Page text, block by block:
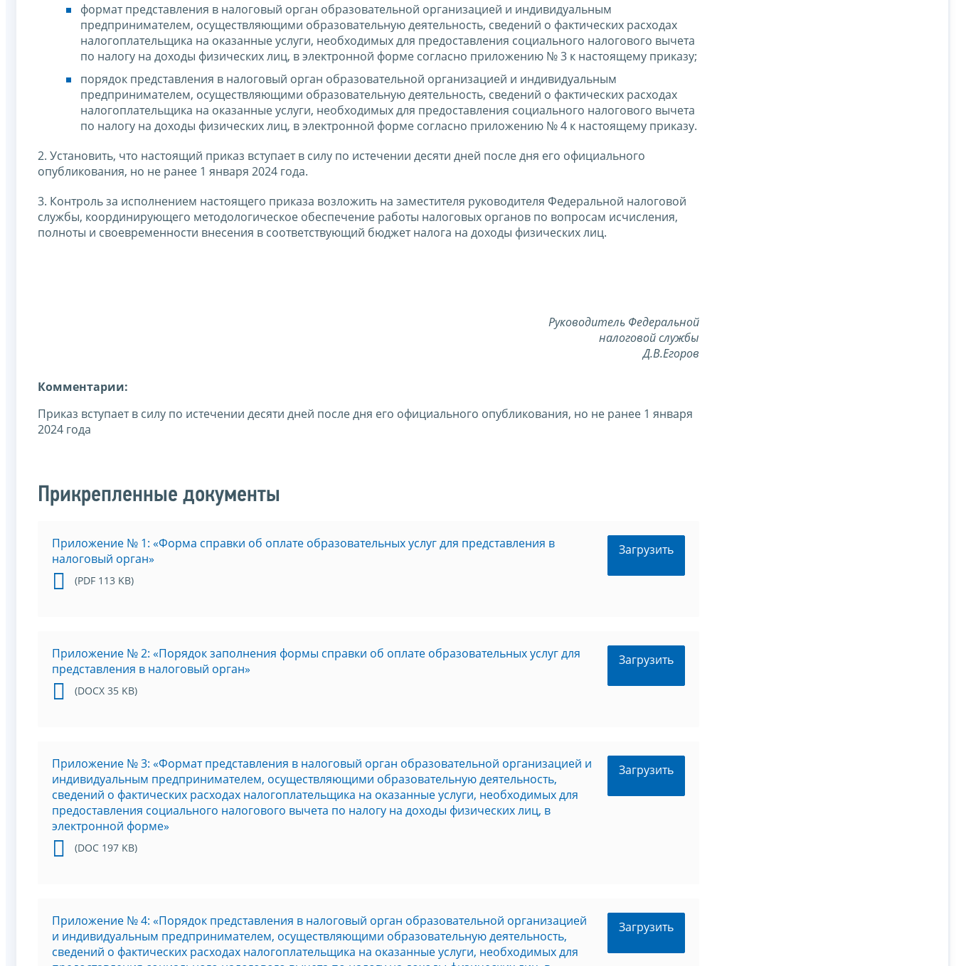
формат представления в налоговый орган образовательной организацией и индивидуальным
предпринимателем, осуществляющими образовательную деятельность, сведений о фактических расходах
налогоплательщика на оказанные услуги, необходимых для предоставления социального налогового вычета
по налогу на доходы физических лиц, в электронной форме согласно приложению № 3 к настоящему приказу;
порядок представления в налоговый орган образовательной организацией и индивидуальным
предпринимателем, осуществляющими образовательную деятельность, сведений о фактических расходах
налогоплательщика на оказанные услуги, необходимых для предоставления социального налогового вычета
по налогу на доходы физических лиц, в электронной форме согласно приложению № 4 к настоящему приказу.
2. Установить, что настоящий приказ вступает в силу по истечении десяти дней после дня его официального
опубликования, но не ранее 1 января 2024 года.
3. Контроль за исполнением настоящего приказа возложить на заместителя руководителя Федеральной налоговой
службы, координирующего методологическое обеспечение работы налоговых органов по вопросам исчисления,
полноты и своевременности внесения в соответствующий бюджет налога на доходы физических лиц.
Руководитель Федеральной
налоговой службы
Д.В.Егоров
Комментарии:
Приказ вступает в силу по истечении десяти дней после дня его официального опубликования, но не ранее 1 января
2024 года
Прикрепленные документы
Приложение № 1: «Форма справки об оплате образовательных услуг для представления в
налоговый орган»
(PDF 113 KB)
Загрузить
Приложение № 2: «Порядок заполнения формы справки об оплате образовательных услуг для
представления в налоговый орган»
(DOCX 35 KB)
Загрузить
Приложение № 3: «Формат представления в налоговый орган образовательной организацией и
индивидуальным предпринимателем, осуществляющими образовательную деятельность,
сведений о фактических расходах налогоплательщика на оказанные услуги, необходимых для
предоставления социального налогового вычета по налогу на доходы физических лиц, в
электронной форме»
(DOC 197 KB)
Загрузить
Приложение № 4: «Порядок представления в налоговый орган образовательной организацией
и индивидуальным предпринимателем, осуществляющими образовательную деятельность,
сведений о фактических расходах налогоплательщика на оказанные услуги, необходимых для
Загрузить